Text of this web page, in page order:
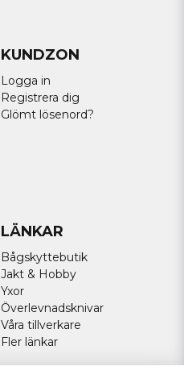
KUNDZON
Logga in
Registrera dig
Glömt lösenord?
LÄNKAR
Bågskyttebutik
Jakt & Hobby
Yxor
Överlevnadsknivar
Våra tillverkare
Fler länkar